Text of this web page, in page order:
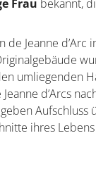
Frau bekannt,
de Jeanne
umliegenden
d’Arcs
geben Aufschluss
ihres